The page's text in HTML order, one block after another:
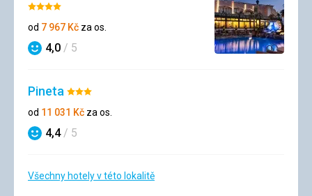
Hodnocení:
4/5
od 7 967 Kč za os.
Hodnocení
4,0 / 5
Pineta Hodnocení:
3/5
od 11 031 Kč za os.
Hodnocení
4,4/ 5
Všechny hotely v této lokalitě